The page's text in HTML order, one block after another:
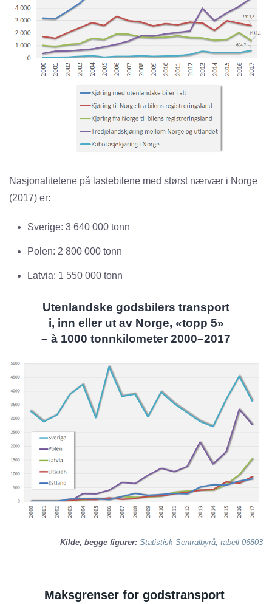
Nasjonalitetene på lastebilene med størst nærvær i Norge
(2017) er:
Sverige: 3 640 000 tonn
Polen: 2 800 000 tonn
Latvia: 1 550 000 tonn
Utenlandske godsbilers transport
i, inn eller ut av Norge, «topp 5»
– à 1000 tonnkilometer 2000–2017
Kilde, begge figurer: Statistisk Sentralbyrå, tabell 06803
Maksgrenser for godstransport